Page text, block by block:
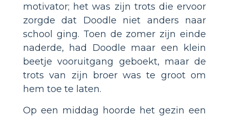
motivator; het was zijn trots die ervoor
zorgde dat Doodle niet anders naar
school ging. Toen de zomer zijn einde
naderde, had Doodle maar een klein
beetje vooruitgang geboekt, maar de
trots van zijn broer was te groot om
hem toe te laten.
Op een middag hoorde het gezin een